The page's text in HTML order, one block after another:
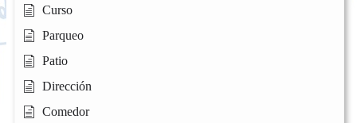
Curso
Parqueo
Patio
Dirección
Comedor